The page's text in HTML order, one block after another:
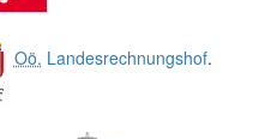
Oö. Landesrechnungshof.